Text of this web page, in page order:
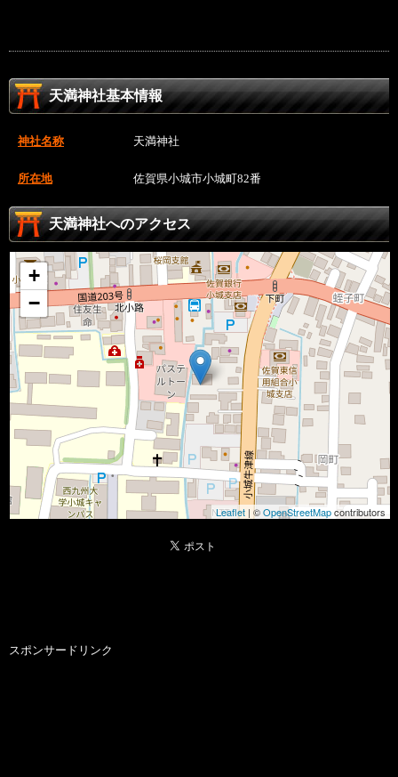
天満神社基本情報
神社名称 天満神社
所在地 佐賀県小城市小城町82番
天満神社へのアクセス
+
−
Leaflet | ©OpenStreetMapcontributors
スポンサードリンク